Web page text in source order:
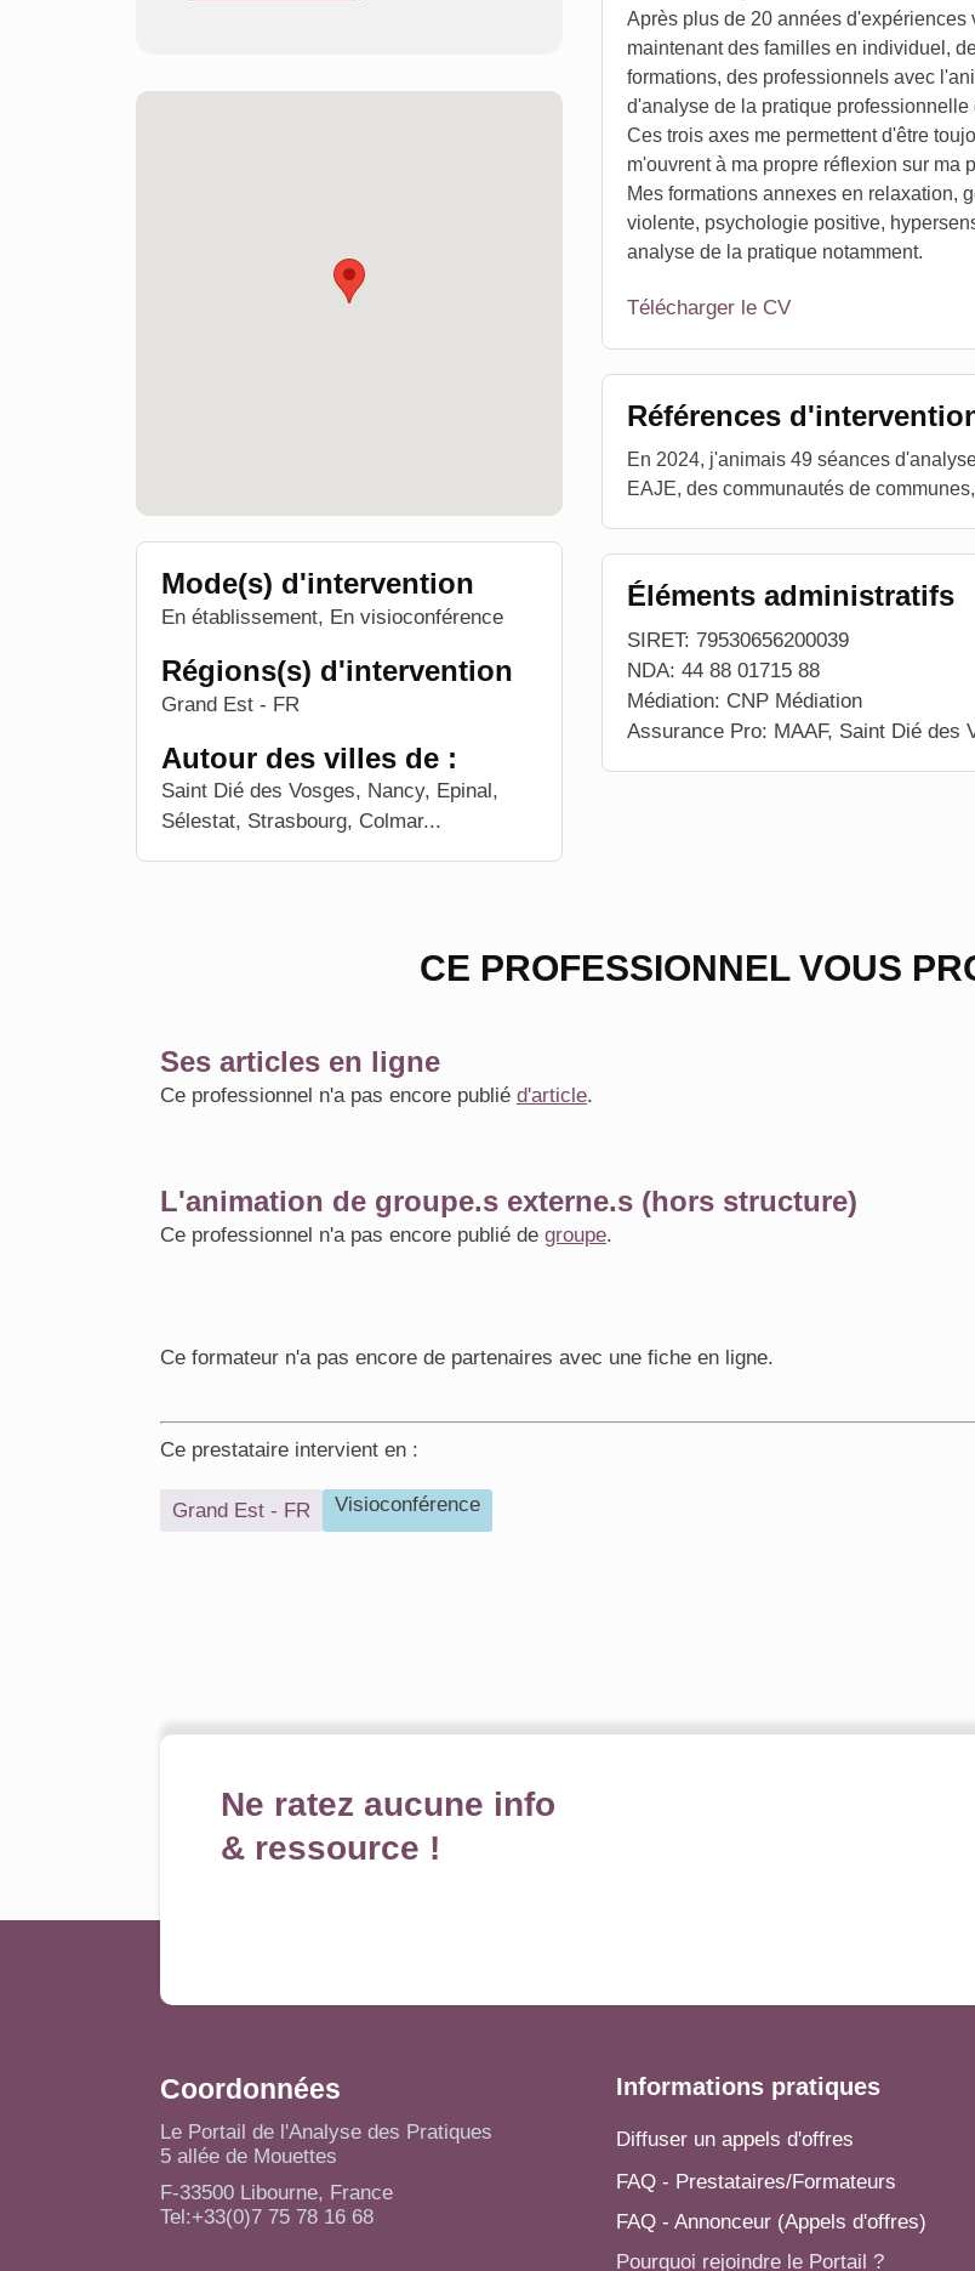
Mode(s) d'intervention
En établissement, En visioconférence
Régions(s) d'intervention
Grand Est - FR
Autour des villes de :
Saint Dié des Vosges, Nancy, Epinal,
Sélestat, Strasbourg, Colmar...
Après plus de 20 années
maintenant des familles en individuel,
formations, des professionnels avec
d'analyse de la pratique professionnelle
Ces trois axes me permettent d'être
m'ouvrent à ma propre réflexion sur ma
Mes formations annexes en relaxation,
violente, psychologie positive,
analyse de la pratique notamment.
Télécharger le CV
Références
En 2024, j'animais 49 séances
EAJE, des communautés de
Éléments administratifs
SIRET: 79530656200039
NDA: 44 88 01715 88
Médiation: CNP Médiation
Assurance Pro: MAAF, Saint Dié des
CE PROFESSIONNEL VOUS
Ses articles en ligne
Ce professionnel n'a pas encore publié d'article.
L'animation de groupe.s externe.s (hors structure)
Ce professionnel n'a pas encore publié de groupe.
Ce formateur n'a pas encore de partenaires avec une fiche en ligne.
Ce prestataire intervient en :
Grand Est - FR Visioconférence
Ne ratez aucune info
& ressource !
Coordonnées
Le Portail de l'Analyse des Pratiques
5 allée de Mouettes
F-33500 Libourne, France
Tel:+33(0)7 75 78 16 68
Informations pratiques
Diffuser un appels d'offres
FAQ - Prestataires/Formateurs
FAQ - Annonceur (Appels d'offres)
Pourquoi rejoindre le Portail ?